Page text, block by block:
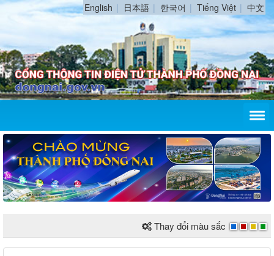
English 日本語 한국어 Tiếng Việt 中文
Thay đổi màu sắc